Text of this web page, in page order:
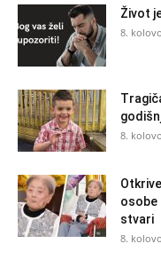
Život
8.
8.
osobe
stvari
8.